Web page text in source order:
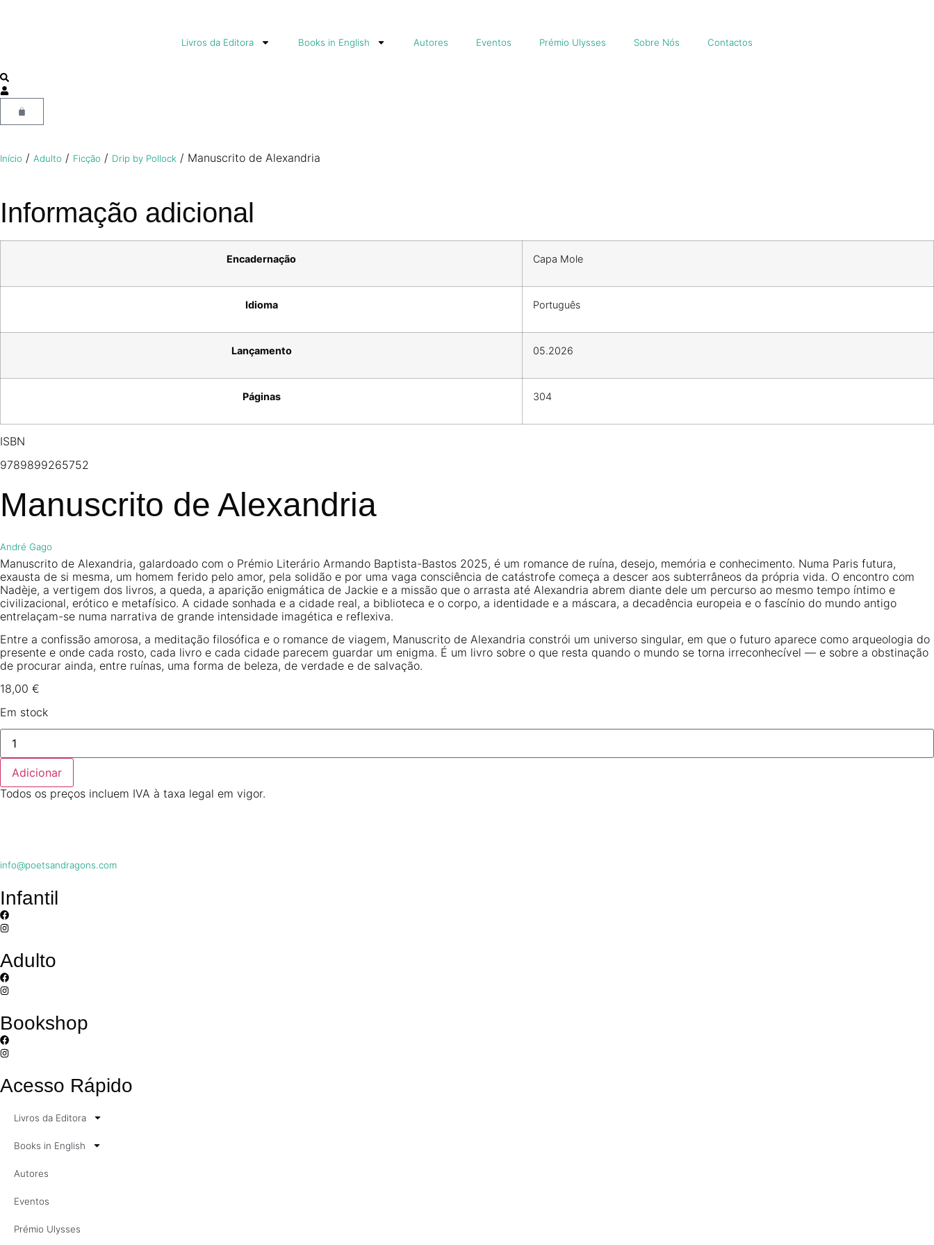
Livros da Editora Books in English Autores Eventos Prémio Ulysses Sobre Nós Contactos
Início / Adulto / Ficção / Drip by Pollock / Manuscrito de Alexandria
Informação adicional
Encadernação Capa Mole
Idioma Português
Lançamento 05.2026
Páginas 304
ISBN
9789899265752
Manuscrito de Alexandria
André Gago
Manuscrito de Alexandria, galardoado com o Prémio Literário Armando Baptista-Bastos 2025, é um romance de ruína, desejo, memória e conhecimento. Numa Paris futura,
exausta de si mesma, um homem ferido pelo amor, pela solidão e por uma vaga consciência de catástrofe começa a descer aos subterrâneos da própria vida. O encontro com
Nadèje, a vertigem dos livros, a queda, a aparição enigmática de Jackie e a missão que o arrasta até Alexandria abrem diante dele um percurso ao mesmo tempo íntimo e
civilizacional, erótico e metafísico. A cidade sonhada e a cidade real, a biblioteca e o corpo, a identidade e a máscara, a decadência europeia e o fascínio do mundo antigo
entrelaçam-se numa narrativa de grande intensidade imagética e reflexiva.
Entre a confissão amorosa, a meditação filosófica e o romance de viagem, Manuscrito de Alexandria constrói um universo singular, em que o futuro aparece como arqueologia do
presente e onde cada rosto, cada livro e cada cidade parecem guardar um enigma. É um livro sobre o que resta quando o mundo se torna irreconhecível — e sobre a obstinação
de procurar ainda, entre ruínas, uma forma de beleza, de verdade e de salvação.
18,00 €
Em stock
Adicionar
Todos os preços incluem IVA à taxa legal em vigor.
info@poetsandragons.com
Infantil
Adulto
Bookshop
Acesso Rápido
Livros da Editora
Books in English
Autores
Eventos
Prémio Ulysses